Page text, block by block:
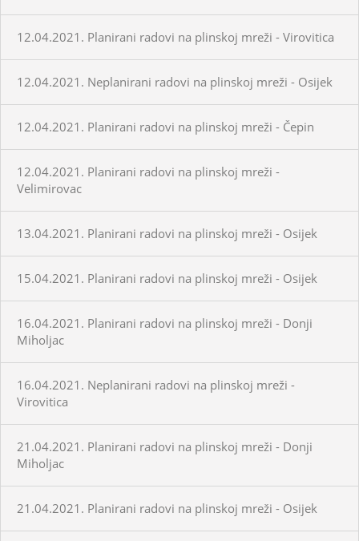
12.04.2021. Planirani radovi na plinskoj mreži - Virovitica
12.04.2021. Neplanirani radovi na plinskoj mreži - Osijek
12.04.2021. Planirani radovi na plinskoj mreži - Čepin
12.04.2021. Planirani radovi na plinskoj mreži -
Velimirovac
13.04.2021. Planirani radovi na plinskoj mreži - Osijek
15.04.2021. Planirani radovi na plinskoj mreži - Osijek
16.04.2021. Planirani radovi na plinskoj mreži - Donji
Miholjac
16.04.2021. Neplanirani radovi na plinskoj mreži -
Virovitica
21.04.2021. Planirani radovi na plinskoj mreži - Donji
Miholjac
21.04.2021. Planirani radovi na plinskoj mreži - Osijek